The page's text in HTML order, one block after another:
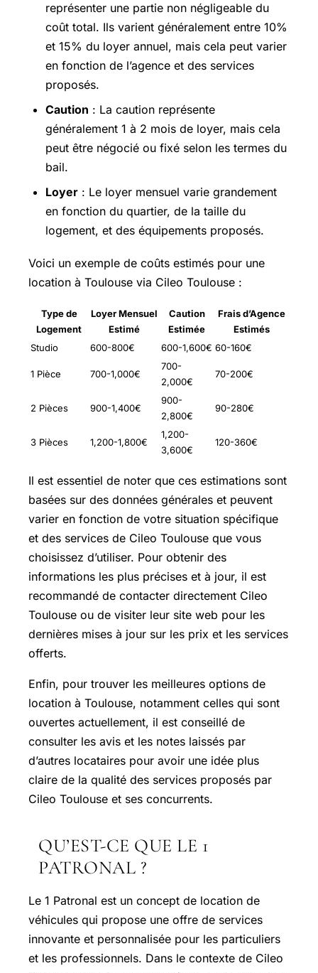
représenter une partie non négligeable du
coût total. Ils varient généralement entre 10%
et 15% du loyer annuel, mais cela peut varier
en fonction de l’agence et des services
proposés.
Caution : La caution représente
généralement 1 à 2 mois de loyer, mais cela
peut être négocié ou fixé selon les termes du
bail.
Loyer : Le loyer mensuel varie grandement
en fonction du quartier, de la taille du
logement, et des équipements proposés.
Voici un exemple de coûts estimés pour une
location à Toulouse via Cileo Toulouse :
Type de
Logement
Loyer Mensuel
Estimé
Caution
Estimée
Frais d’Agence
Estimés
Studio
600-800€ 600-1,600€ 60-160€
1 Pièce 700-1,000€
700-
2,000€
70-200€
2 Pièces 900-1,400€
900-
2,800€
90-280€
3 Pièces 1,200-1,800€
1,200-
3,600€
120-360€
Il est essentiel de noter que ces estimations sont
basées sur des données générales et peuvent
varier en fonction de votre situation spécifique
et des services de Cileo Toulouse que vous
choisissez d’utiliser. Pour obtenir des
informations les plus précises et à jour, il est
recommandé de contacter directement Cileo
Toulouse ou de visiter leur site web pour les
dernières mises à jour sur les prix et les services
offerts.
Enfin, pour trouver les meilleures options de
location à Toulouse, notamment celles qui sont
ouvertes actuellement, il est conseillé de
consulter les avis et les notes laissés par
d’autres locataires pour avoir une idée plus
claire de la qualité des services proposés par
Cileo Toulouse et ses concurrents.
QU’EST-CE QUE LE 1
PATRONAL ?
Le 1 Patronal est un concept de location de
véhicules qui propose une offre de services
innovante et personnalisée pour les particuliers
et les professionnels. Dans le contexte de Cileo